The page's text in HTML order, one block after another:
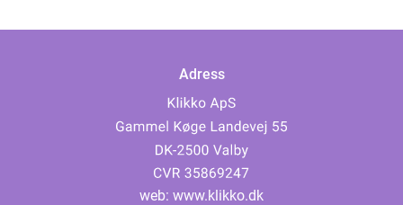
Adress
web: www.klikko.dk